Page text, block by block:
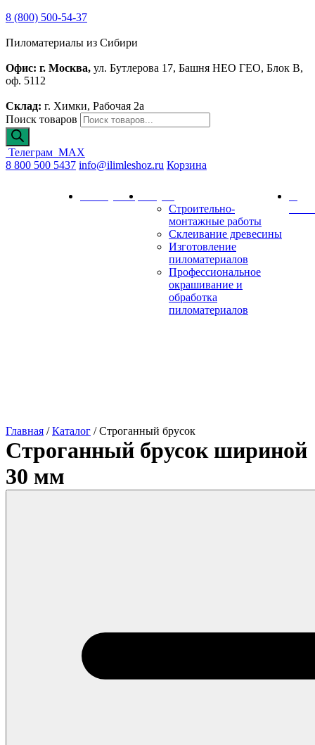
8 (800) 500-54-37
Пиломатериалы из Сибири
Офис: г. Москва, ул. Бутлерова 17, Башня НЕО ГЕО, Блок В,
оф. 5112
Склад: г. Химки, Рабочая 2а
Поиск товаров
Телеграм MAX
8 800 500 5437 info@ilimleshoz.ru Корзина
Калькулятор
Строительно-
монтажные работы
Склеивание древесины
Изготовление
пиломатериалов
Профессиональное
окрашивание и
обработка
пиломатериалов
Главная /Каталог /Строганный брусок
Строганный брусок шириной
30 мм